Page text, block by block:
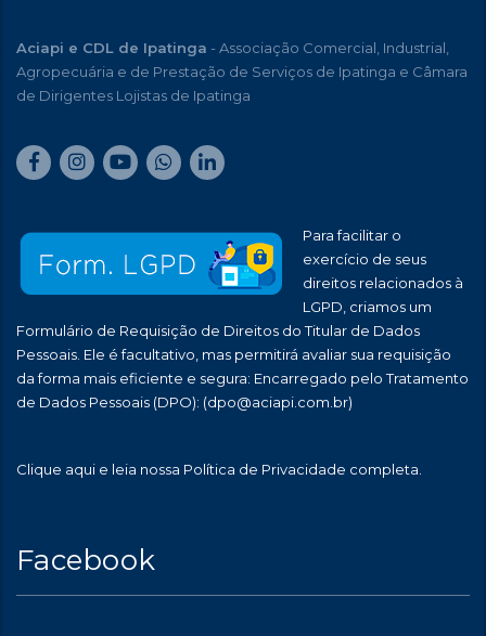
Aciapi e CDL de Ipatinga - Associação Comercial, Industrial,
Agropecuária e de Prestação de Serviços de Ipatinga e Câmara
de Dirigentes Lojistas de Ipatinga
Para facilitar o
exercício de seus
direitos relacionados à
LGPD, criamos um
Formulário de Requisição de Direitos do Titular de Dados
Pessoais. Ele é facultativo, mas permitirá avaliar sua requisição
da forma mais eficiente e segura: Encarregado pelo Tratamento
de Dados Pessoais (DPO): (dpo@aciapi.com.br)
Clique aqui e leia nossa Política de Privacidade completa.
Facebook